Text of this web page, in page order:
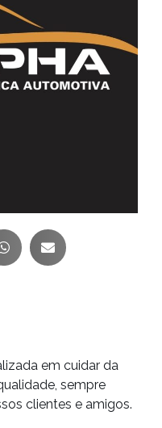
em cuidar da
sempre
clientes e amigos.